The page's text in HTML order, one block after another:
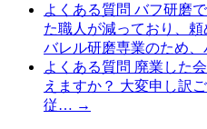
よくある質問 バフ研磨
た職人が減っており、頼
バレル研磨専業のため
よくある質問 廃業した
えますか？ 大変申し訳
従… →